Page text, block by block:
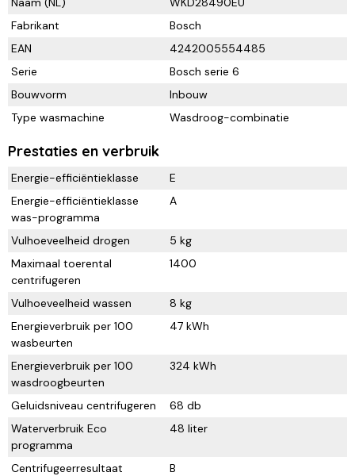
Fabrikant
Bosch
EAN
4242005554485
Serie
Bosch serie 6
Bouwvorm
Inbouw
Type wasmachine
Wasdroog-combinatie
Prestaties en verbruik
Energie-efficiëntieklasse
E
Energie-efficiëntieklasse
was-programma
A
Vulhoeveelheid drogen
5 kg
Maximaal toerental
centrifugeren
1400
Vulhoeveelheid wassen
8 kg
Energieverbruik per 100
wasbeurten
47 kWh
Energieverbruik per 100
wasdroogbeurten
324 kWh
Geluidsniveau centrifugeren
68 db
Waterverbruik Eco
programma
48 liter
Centrifugeerresultaat
B